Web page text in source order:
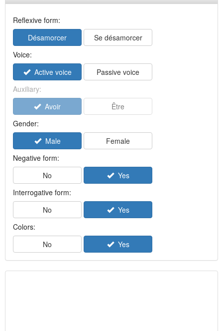
Reflexive form:
Désamorcer
Se désamorcer
Voice:
Active voice
Passive voice
Auxiliary:
Avoir
Être
Gender:
Male
Female
Negative form:
No
Yes
Interrogative form:
No
Yes
Colors:
No
Yes